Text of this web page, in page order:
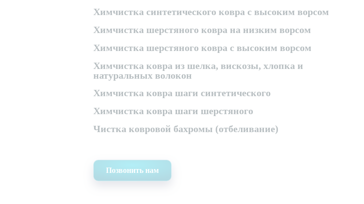
Химчистка синтетического ковра с высоким ворсом
Химчистка шерстяного ковра на низким ворсом
Химчистка шерстяного ковра с высоким ворсом
Химчистка ковра из шелка, вискозы, хлопка и
натуральных волокон
Химчистка ковра шаги синтетического
Химчистка ковра шаги шерстяного
Чистка ковровой бахромы (отбеливание)
Позвонить нам